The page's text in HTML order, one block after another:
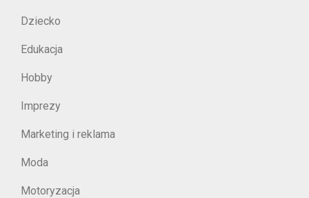
Dziecko
Edukacja
Hobby
Imprezy
Marketing i reklama
Moda
Motoryzacja